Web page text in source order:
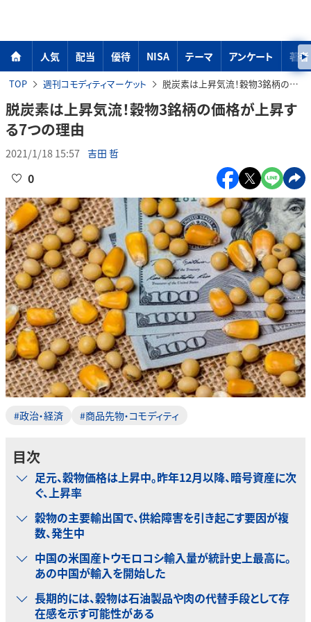
人気 配当 優待 NISA テーマ アンケート 著者
TOP 週刊コモディティマーケット 脱炭素は上昇気流！穀物3銘柄の価格が上昇する7つの理由
脱炭素は上昇気流！穀物3銘柄の価格が上昇す
る7つの理由
2021/1/18 15:57 吉田 哲
0
#政治・経済 #商品先物・コモディティ
目次
足元、穀物価格は上昇中。昨年12月以降、暗号資産に次
ぐ、上昇率
穀物の主要輸出国で、供給障害を引き起こす要因が複
数、発生中
中国の米国産トウモロコシ輸入量が統計史上最高に。
あの中国が輸入を開始した
長期的には、穀物は石油製品や肉の代替手段として存
在感を示す可能性がある